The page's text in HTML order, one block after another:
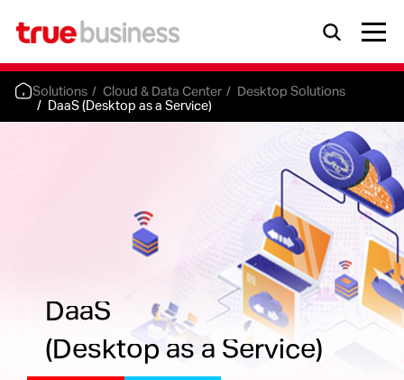
Solutions Cloud & Data Center Desktop Solutions
DaaS (Desktop as a Service)
DaaS
(Desktop as a Service)